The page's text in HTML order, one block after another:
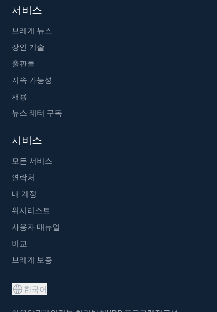
서비스
브레게 뉴스
장인 기술
출판물
지속 가능성
채용
뉴스 레터 구독
서비스
모든 서비스
연락처
내 계정
위시리스트
사용자 매뉴얼
비교
브레게 보증
한국어